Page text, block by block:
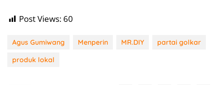
Post Views: 60
Agus Gumiwang Menperin MR.DIY
partai golkar
produk lokal